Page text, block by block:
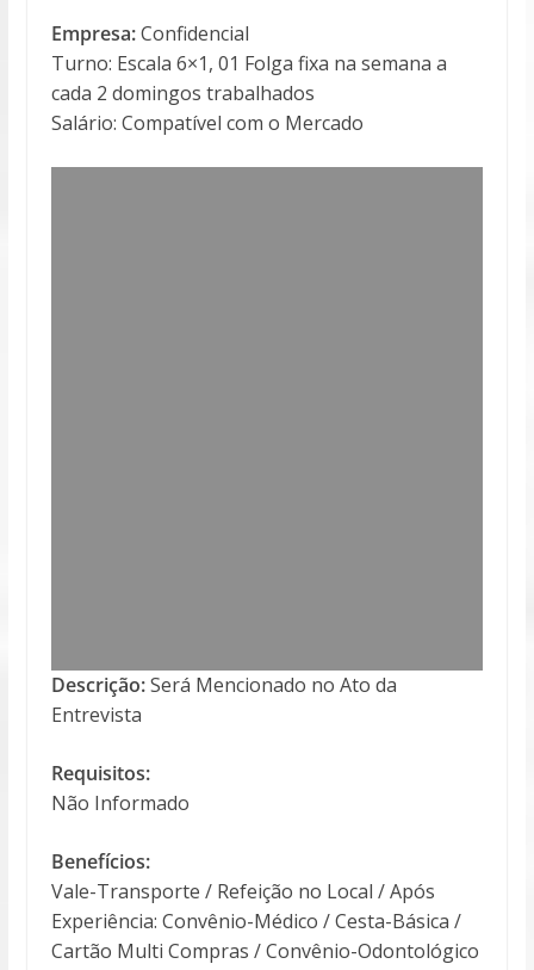
Empresa:Confidencial
Turno: Escala 6×1, 01 Folga fixa na semana a
cada 2 domingos trabalhados
Salário: Compatível com o Mercado
Descrição:Será Mencionado no Ato da
Entrevista
Requisitos:
Não Informado
Benefícios:
Vale-Transporte / Refeição no Local / Após
Experiência: Convênio-Médico / Cesta-Básica /
Cartão Multi Compras / Convênio-Odontológico